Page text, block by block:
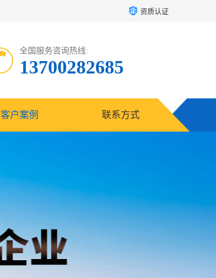
资质认证
全国服务咨询热线:
13700282685
客户案例 联系方式